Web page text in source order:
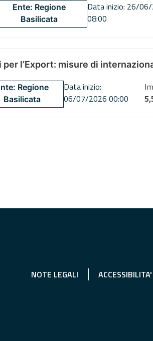
Ente: Regione
Basilicata
Data inizio: 26/
08:00
l’Export: misure di
Regione
Basilicata
Data inizio:
06/07/2026 00:00
NOTE LEGALI ACCESSIBILITA'